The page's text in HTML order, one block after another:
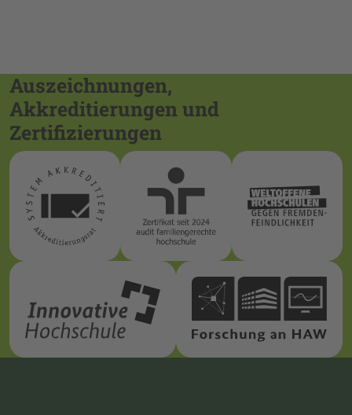
Auszeichnungen,
Akkreditierungen und
Zertifizierungen